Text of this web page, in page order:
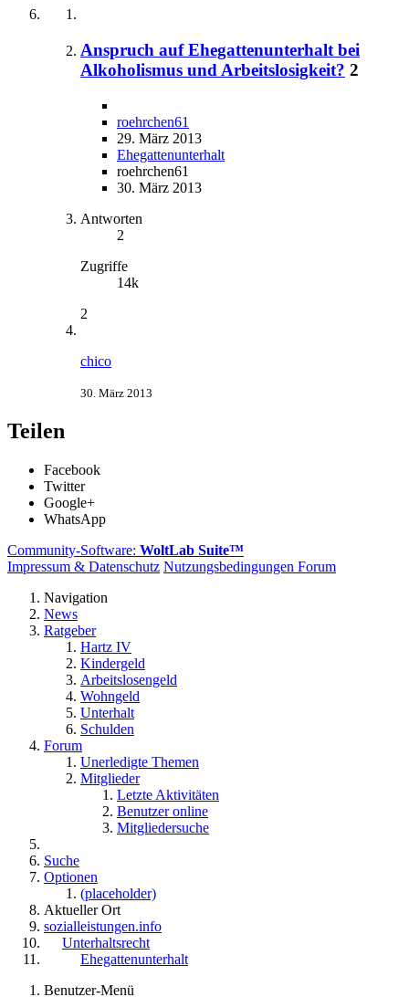
Anspruch auf Ehegattenunterhalt bei
Alkoholismus und Arbeitslosigkeit? 2
roehrchen61
29. März 2013
Ehegattenunterhalt
roehrchen61
30. März 2013
Antworten
2
Zugriffe
14k
2
chico
30. März 2013
Teilen
Facebook
Twitter
Google+
WhatsApp
Community-Software: WoltLab Suite™
Impressum & Datenschutz Nutzungsbedingungen Forum
Navigation
News
Ratgeber
Hartz IV
Kindergeld
Arbeitslosengeld
Wohngeld
Unterhalt
Schulden
Forum
Unerledigte Themen
Mitglieder
Letzte Aktivitäten
Benutzer online
Mitgliedersuche
Suche
Optionen
(placeholder)
Aktueller Ort
sozialleistungen.info
Unterhaltsrecht
Ehegattenunterhalt
Benutzer-Menü